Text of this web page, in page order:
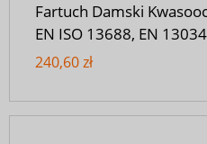
Fartuch Damski
EN ISO 13688, EN 13034
240,60 zł